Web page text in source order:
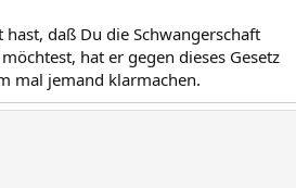
hast, daß Du die Schwangerschaft
hat er gegen dieses Gesetz
mal jemand klarmachen.